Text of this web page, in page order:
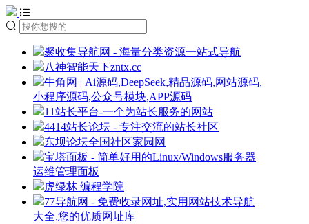
聚收集导航网 - 海量分类资源一站式导航
八神智能天下zntx.cc
牛角网 | Ai源码,DeepSeek,精品源码,网站源码,
小程序源码,公众号模块,APP源码
11站长平台-一个为站长服务的网站
4414站长论坛 - 专注交流的站长社区
东坝论坛全国社区家园网
宝塔面板 - 简单好用的Linux/Windows服务器
运维管理面板
虎绿林 编程学院
77导航网 - 免费收录网址,实用网站技术导航
大全,您的优质网址库